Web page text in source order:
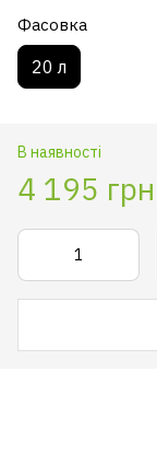
Фасовка
20 л
В наявності
4 195 грн